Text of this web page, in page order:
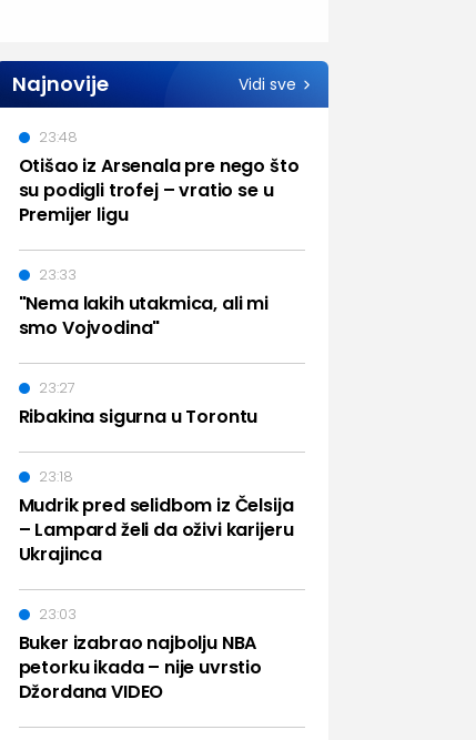
Najnovije Vidi sve
Otišao iz Arsenala pre nego što
su podigli trofej – vratio se u
Premijer ligu
23:48
"Nema lakih utakmica, ali mi
smo Vojvodina"
23:33
Ribakina sigurna u Torontu
23:27
Mudrik pred selidbom iz Čelsija
– Lampard želi da oživi karijeru
Ukrajinca
23:18
Buker izabrao najbolju NBA
petorku ikada – nije uvrstio
Džordana VIDEO
23:03